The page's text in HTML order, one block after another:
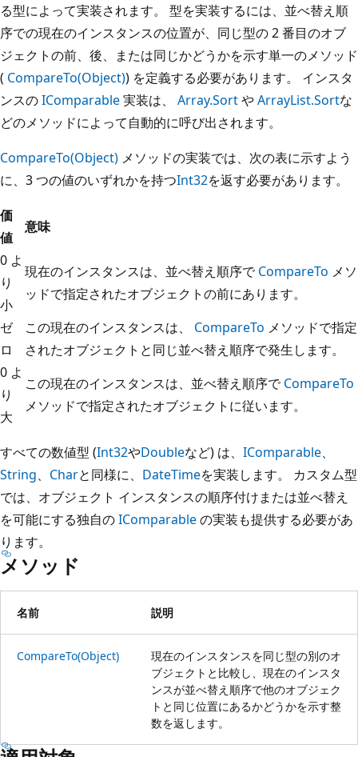
る型によって実装されます。 型を実装するには、並べ替え順
序での現在のインスタンスの位置が、同じ型の 2 番目のオブ
ジェクトの前、後、または同じかどうかを示す単一のメソッド
( CompareTo(Object)) を定義する必要があります。 インスタ
ンスのIComparable実装は、 Array.SortやArrayList.Sortな
どのメソッドによって自動的に呼び出されます。
CompareTo(Object) メソッドの実装では、次の表に示すよう
に、3 つの値のいずれかを持つInt32を返す必要があります。
価
値
意味
0 よ
り
小
現在のインスタンスは、並べ替え順序でCompareTo メソ
ッドで指定されたオブジェクトの前にあります。
ゼ
ロ
この現在のインスタンスは、 CompareTo メソッドで指定
されたオブジェクトと同じ並べ替え順序で発生します。
0 よ
り
大
この現在のインスタンスは、並べ替え順序でCompareTo
メソッドで指定されたオブジェクトに従います。
すべての数値型 (Int32やDoubleなど) は、 IComparable、
String、 Charと同様に、 DateTimeを実装します。 カスタム型
では、オブジェクト インスタンスの順序付けまたは並べ替え
を可能にする独自のIComparableの実装も提供する必要があ
ります。
メソッド
名前 説明
CompareTo(Object)
現在のインスタンスを同じ型の別のオ
ブジェクトと比較し、現在のインスタ
ンスが並べ替え順序で他のオブジェク
トと同じ位置にあるかどうかを示す整
数を返します。